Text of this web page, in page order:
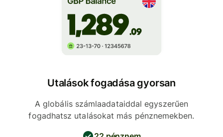
Utalások fogadása gyorsan
A globális számlaadataiddal egyszerűen
fogadhatsz utalásokat más pénznemekben.